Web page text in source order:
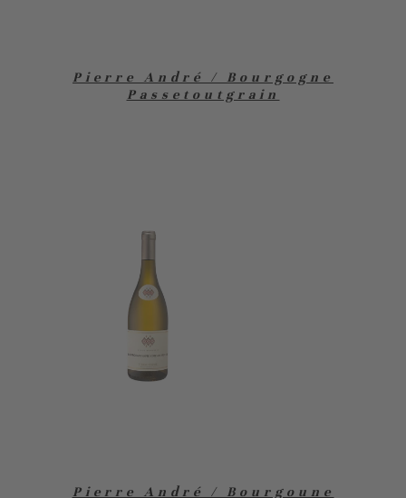
Pierre André / Bourgogne
Passetoutgrain
Pierre André / Bourgoune